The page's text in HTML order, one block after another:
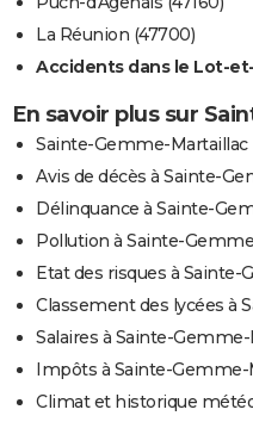
La Réunion (47700)
Accidents dans le Lot-
En savoir plus sur
Sainte-Gemme-Martaillac
Avis de décès à Sainte-
Délinquance à Sainte-
Pollution à Sainte-
Etat des risques à
Classement des lycées à
Salaires à Sainte-
Impôts à Sainte-Gemme-
Climat et historique